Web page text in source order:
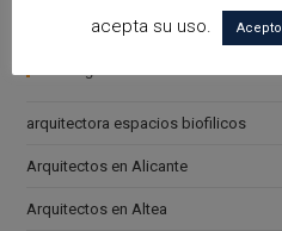
arquitectora espacios biofilicos
Arquitectos en Alicante
Arquitectos en Altea
acepta su uso.
Acepto